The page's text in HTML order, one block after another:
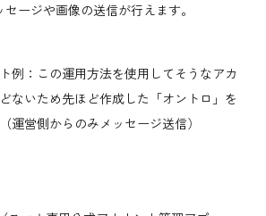
ージや画像の送信が行えます。
例：この運用方法を使用してそうなアカ
ないため先ほど作成した「オントロ」を
運営側からのみメッセージ送信）